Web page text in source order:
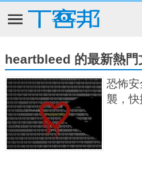
heartbleed 的最新熱門
恐怖
襲，快